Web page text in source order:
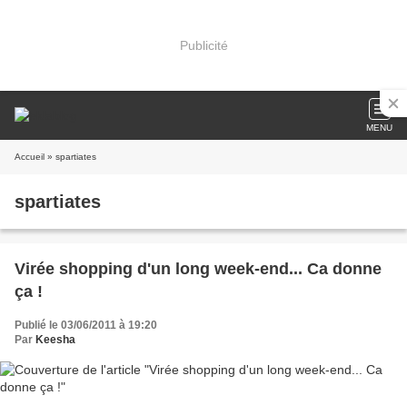
Publicité
MENU
Accueil » spartiates
spartiates
Virée shopping d'un long week-end... Ca donne
ça !
Publié le 03/06/2011 à 19:20
Par Keesha